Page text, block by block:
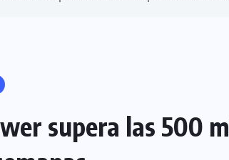
supera las 500